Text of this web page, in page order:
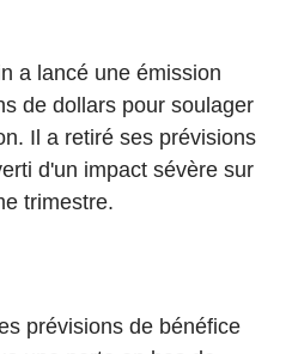
a lancé une émission
de dollars pour soulager
Il a retiré ses prévisions
d'un impact sévère sur
trimestre.
prévisions de bénéfice